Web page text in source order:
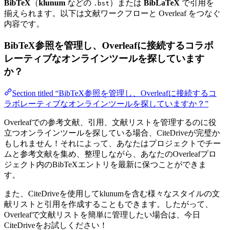
BibTeX （klunum などの .bst ）または BibLaTeX で引用を
揃えられます。以下は文献ワークフローと Overleaf をつなぐ
内容です。
BibTeX参照を管理し、Overleafに接続するコラボ
レーティブなオンラインツールを探しています
か？
Section titled “BibTeX参照を管理し、Overleafに接続するコ
ラボレーティブなオンラインツールを探していますか？”
Overleafでの参考文献、引用、文献リストを管理するのに役
立つオンラインツールを探している場合、CiteDriveが完璧か
もしれません！それによって、あなたはプロジェクトでチー
ムと参考文献を集め、整理しながら、あなたのOverleafプロ
ジェクト内のBibTeXエントリを最新に保つことができま
す。
また、CiteDriveを使用してklunumを含む様々なスタイルの文
献リストと引用を作成することもできます。したがって、
Overleafで文献リストを簡単に管理したい場合は、今日
CiteDriveをお試しください！